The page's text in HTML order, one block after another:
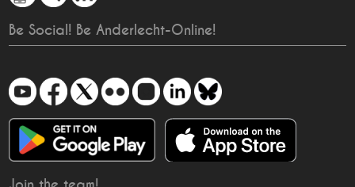
Be Social! Be Anderlecht-Online!